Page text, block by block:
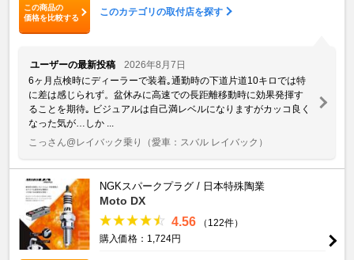
この商品の
価格を比較する
このカテゴリの取付店を探す
ユーザーの最新投稿
2026年8月7日
6ヶ月点検時にディーラーで装着｡通勤時の下道片道10キロでは特
に差は感じられず。盆休みに高速での長距離移動時に効果発揮す
ることを期待｡ ビジュアルは自己満レベルになりますがカッコ良く
なった気が…しか ...
こっさん@レイバック乗り
（愛車：スバル レイバック）
NGKスパークプラグ / 日本特殊陶業
Moto DX
4.56
（122件）
購入価格：1,724円